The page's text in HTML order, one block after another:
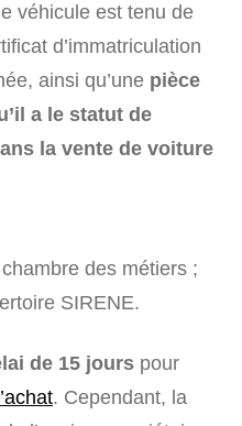
véhicule est tenu de
d’immatriculation
ainsi qu’une pièce
a le statut de
la vente de voiture
des métiers ;
SIRENE.
de 15 jours pour
. Cependant, la